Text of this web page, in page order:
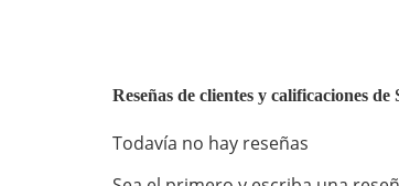
Reseñas de clientes y calificaciones
Todavía no hay reseñas